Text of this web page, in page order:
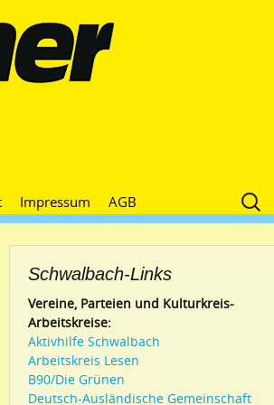
Impressum AGB
Suche
nach:
Schwalbach-Links
Vereine, Parteien und Kulturkreis-
Arbeitskreise:
Aktivhilfe Schwalbach
Arbeitskreis Lesen
B90/Die Grünen
Deutsch-Ausländische Gemeinschaft